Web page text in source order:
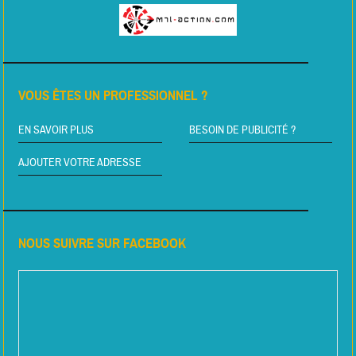
VOUS ÊTES UN PROFESSIONNEL ?
EN SAVOIR PLUS BESOIN DE PUBLICITÉ ?
AJOUTER VOTRE ADRESSE
NOUS SUIVRE SUR FACEBOOK